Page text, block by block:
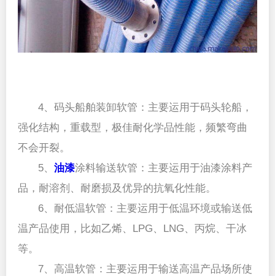
4、码头船舶装卸软管：主要运用于码头轮船，
强化结构，重载型，极佳耐化学品性能，频繁弯曲
不会开裂。
5、油漆涂料输送软管：主要运用于油漆涂料产
品，耐溶剂、耐磨损及优异的抗氧化性能。
6、耐低温软管：主要运用于低温环境或输送低
温产品使用，比如乙烯、LPG、LNG、丙烷、干冰
等。
7、高温软管：主要运用于输送高温产品场所使